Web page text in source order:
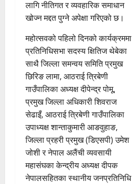
लागि नीतिगत र व्यवहारिक समाधान
खोज्न मद्दत पुग्ने अपेक्षा गरिएको छ।
महोत्सवको पहिलो दिनको कार्यक्रममा
प्रतिनिधिसभा सदस्य क्षितिज थेबेका
साथै जिल्ला समन्वय समिति प्रमुख
छिरिङ लामा, आठराई त्रिबेणी
गाउँपालिका अध्यक्ष दीपेन्द्र पोमू,
प्रमुख जिल्ला अधिकारी शिवराज
सेढाइँ, आठराई त्रिबेणी गाउँपालिका
उपाध्यक्ष शान्ताकुमारी आङवुहाङ,
जिल्ला प्रहरी प्रमुख (डिएसपी) उमेश
जोशी र नेपाल अलैंची व्यवसायी
महासंघका केन्द्रीय अध्यक्ष दीपक
नेपालसहितका स्थानीय जनप्रतिनिधि